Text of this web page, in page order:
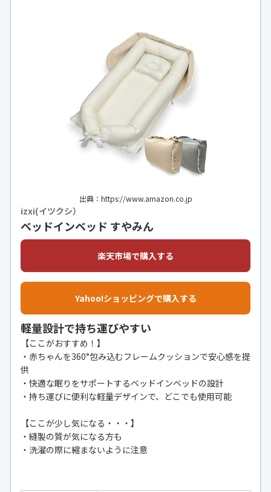
出典：https://www.amazon.co.jp
izxi(イツクシ）
ベッドインベッド すやみん
楽天市場で購入する
Yahoo!ショッピングで購入する
軽量設計で持ち運びやすい
【ここがおすすめ！】
・赤ちゃんを360°包み込むフレームクッションで安心感を提
供
・快適な眠りをサポートするベッドインベッドの設計
・持ち運びに便利な軽量デザインで、どこでも使用可能
【ここが少し気になる・・・】
・縫製の質が気になる方も
・洗濯の際に縮まないように注意